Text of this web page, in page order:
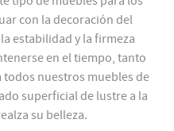
con la decoración del
estabilidad y la firmeza
en el tiempo, tanto
todos nuestros muebles de
superficial de lustre a la
su belleza.